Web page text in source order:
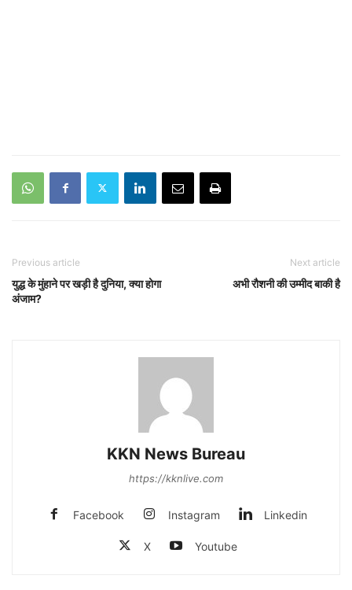
Previous article
युद्ध के मुंहाने पर खड़ी है दुनिया, क्या होगा
अंजाम?
Next article
अ‍भी राैशनी की उम्‍मीद बाक‍ी है
KKN News Bureau
https://kknlive.com
Facebook Instagram Linkedin
X Youtube